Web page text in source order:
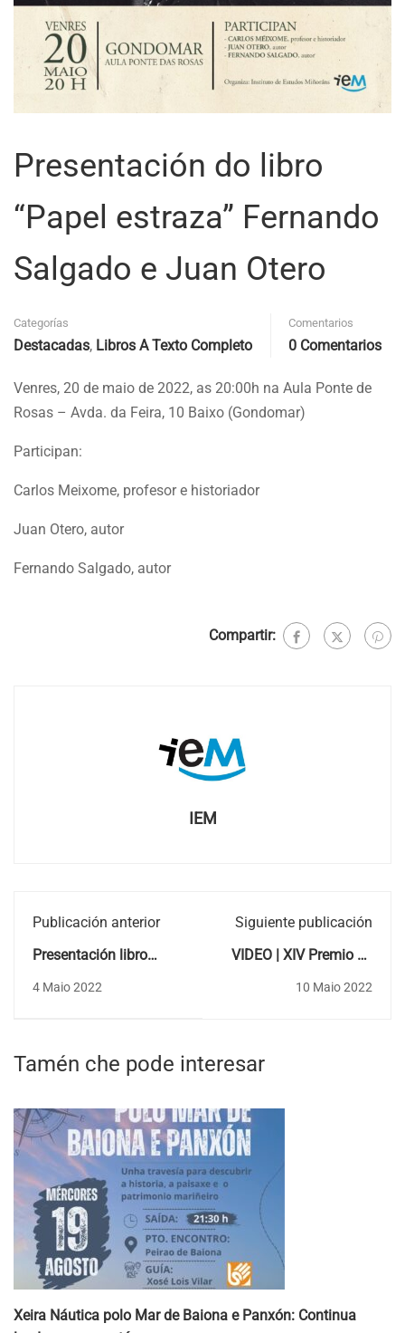
Presentación do libro
“Papel estraza” Fernando
Salgado e Juan Otero
Categorías
Destacadas, Libros A Texto Completo
Comentarios
0 Comentarios
Venres, 20 de maio de 2022, as 20:00h na Aula Ponte de
Rosas – Avda. da Feira, 10 Baixo (Gondomar)
Participan:
Carlos Meixome, profesor e historiador
Juan Otero, autor
Fernando Salgado, autor
Compartir:
IEM
Publicación anterior
Presentación libro
"Somos agua que
4 Maio 2022
Siguiente publicación
VIDEO | XIV Premio de
poesía Victoriano Taibo
10 Maio 2022
Tamén che pode interesar
Xeira Náutica polo Mar de Baiona e Panxón: Continua